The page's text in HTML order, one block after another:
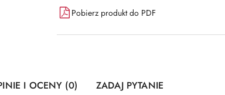
Pobierz produkt do PDF
I OCENY (0) ZADAJ PYTANIE